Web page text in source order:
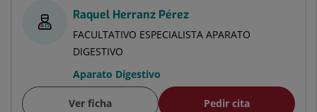
Raquel Herranz Pérez
FACULTATIVO ESPECIALISTA APARATO
DIGESTIVO
Aparato Digestivo
Ver ficha Pedir cita